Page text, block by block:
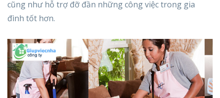
cũng như hỗ trợ đỡ đần những công việc trong gia
đình tốt hơn.